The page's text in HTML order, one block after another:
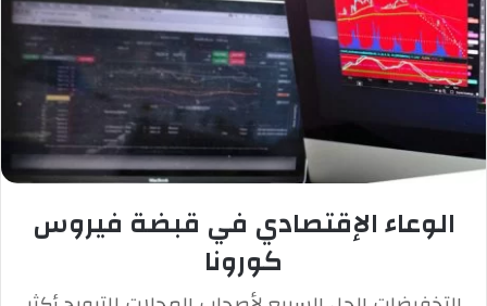
الوعاء الإقتصادي في قبضة فيروس
كورونا